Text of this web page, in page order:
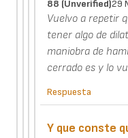
88 (unverified)29
Vuelvo a repetir
tener algo de
maniobra de
cerrado es y lo
Respuesta
Y que conste